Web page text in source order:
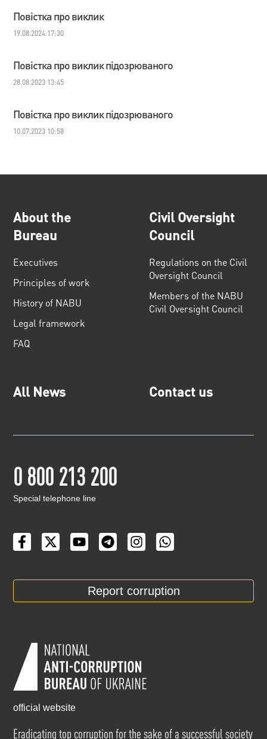
Повістка про виклик
19.08.2024 17:30
Повістка про виклик підозрюваного
28.08.2023 13:45
Повістка про виклик підозрюваного
10.07.2023 10:58
About the
Bureau
Executives
Principles of work
History of NABU
Legal framework
FAQ
Civil Oversight
Council
Regulations on the Civil
Oversight Council
Members of the NABU
Civil Oversight Council
All News Contact us
0 800 213 200
Special telephone line
Report corruption
official website
Eradicating top corruption for the sake of a successful society